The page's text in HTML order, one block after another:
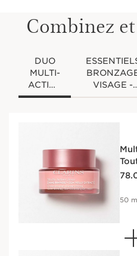
Combinez
DUO
MULTI-
ACTIVE
JOUR &
VISAGE -
GOUTTES
MULTI-
CRÈME DE
50